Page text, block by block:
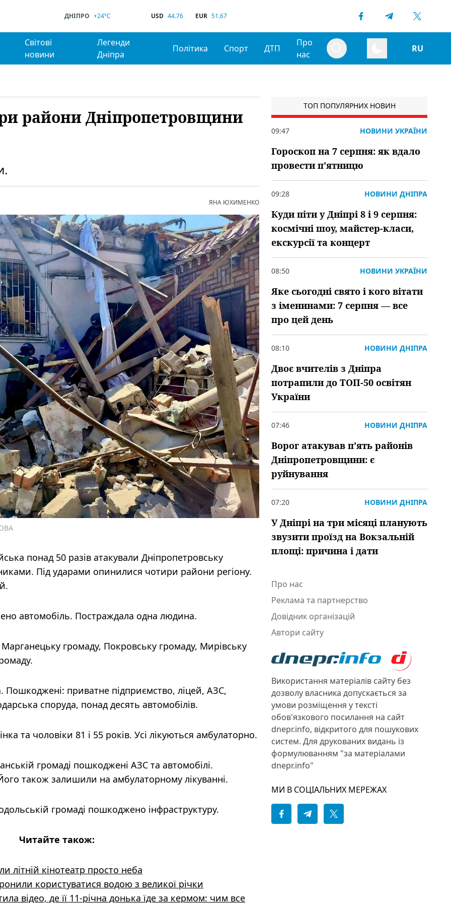
ДНІПРО +24°C USD 44.76 EUR 51.67
Світові
новини
Легенди
Дніпра
Політика Спорт ДТП
Про
нас
RU
райони Дніпропетровщини
ЯНА ЮХИМЕНКО
понад 50 разів атакували Дніпропетровську
Під ударами опинилися чотири райони регіону.
автомобіль. Постраждала одна людина.
громаду, Покровську громаду, Мирівську
приватне підприємство, ліцей, АЗС,
споруда, понад десять автомобілів.
та чоловіки 81 і 55 років. Усі лікуються амбулаторно.
громаді пошкоджені АЗС та автомобілі.
також залишили на амбулаторному лікуванні.
громаді пошкоджено інфраструктуру.
Читайте також:
літній кінотеатр просто неба
користуватися водою з великої річки
відео, де її 11-річна донька їде за кермом: чим все
ТОП ПОПУЛЯРНИХ НОВИН
09:47 НОВИНИ УКРАЇНИ
Гороскоп на 7 серпня: як вдало
провести пʼятницю
09:28 НОВИНИ ДНІПРА
Куди піти у Дніпрі 8 і 9 серпня:
космічні шоу, майстер-класи,
екскурсії та концерт
08:50 НОВИНИ УКРАЇНИ
Яке сьогодні свято і кого вітати
з іменинами: 7 серпня — все
про цей день
08:10 НОВИНИ ДНІПРА
Двоє вчителів з Дніпра
потрапили до ТОП-50 освітян
України
07:46 НОВИНИ ДНІПРА
Ворог атакував пʼять районів
Дніпропетровщини: є
руйнування
07:20 НОВИНИ ДНІПРА
У Дніпрі на три місяці планують
звузити проїзд на Вокзальній
площі: причина і дати
Про нас
Реклама та партнерство
Довідник організацій
Автори сайту
Використання матеріалів сайту без
дозволу власника допускається за
умови розміщення у тексті
обов'язкового посилання на сайт
dnepr.info, відкритого для пошукових
систем. Для друкованих видань із
формулюванням "за матеріалами
dnepr.info"
МИ В СОЦІАЛЬНИХ МЕРЕЖАХ